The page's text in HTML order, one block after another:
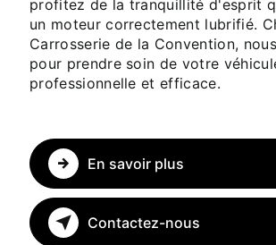
profitez de la tranquillité d'esprit
un moteur correctement lubrifié.
Carrosserie de la Convention,
pour prendre soin de votre
professionnelle et efficace.
En savoir plus
Contactez-nous